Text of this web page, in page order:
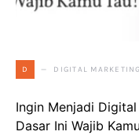
D DIGITAL MARKETING
Ingin Menjadi
Dasar Ini Wajib